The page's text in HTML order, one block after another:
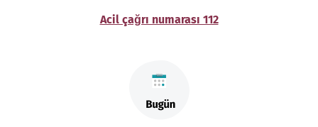
Acil çağrı numarası 112